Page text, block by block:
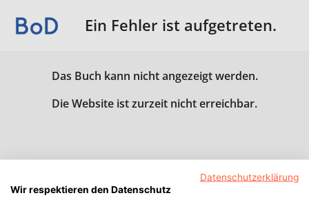
Ein Fehler ist aufgetreten.
Das Buch kann nicht angezeigt werden.
Die Website ist zurzeit nicht erreichbar.
Datenschutzerklärung
Wir respektieren den Datenschutz